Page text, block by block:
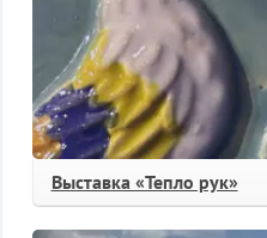
Выставка «Тепло рук»